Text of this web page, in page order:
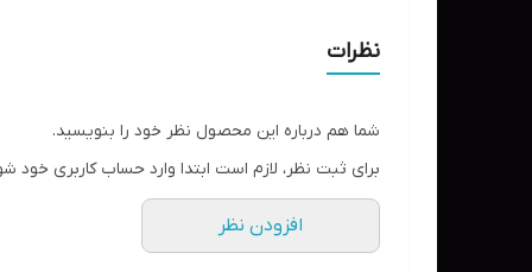
نظرات
شما هم درباره این محصول نظر خود را بنویسید.
برای ثبت نظر، لازم است ابتدا وارد حساب کاربری خود
افزودن نظر